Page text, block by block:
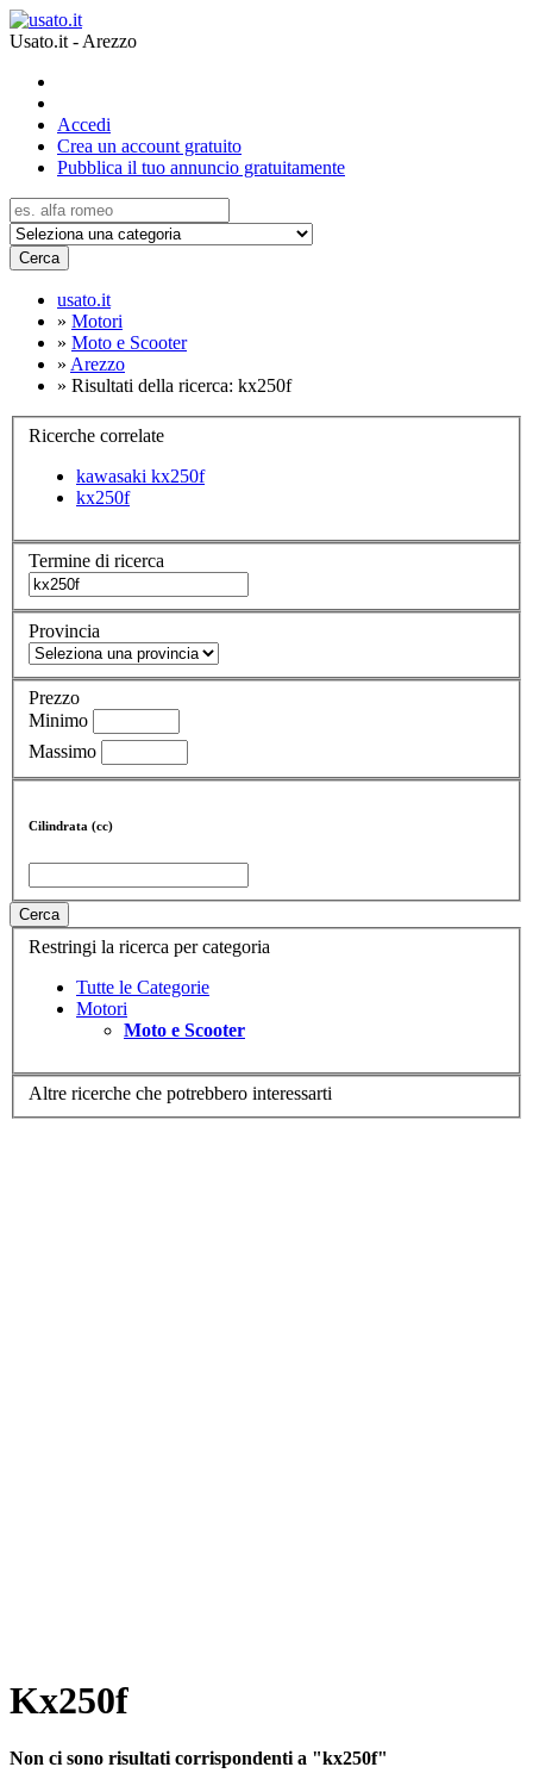
Usato.it - Arezzo
Accedi
Crea un account gratuito
Pubblica il tuo annuncio gratuitamente
Cerca
usato.it
» Motori
» Moto e Scooter
» Arezzo
» Risultati della ricerca: kx250f
Ricerche correlate
kawasaki kx250f
kx250f
Termine di ricerca
Provincia
Prezzo
Minimo
Massimo
Cilindrata (cc)
Cerca
Restringi la ricerca per categoria
Tutte le Categorie
Motori
Moto e Scooter
Altre ricerche che potrebbero interessarti
Kx250f
Non ci sono risultati corrispondenti a "kx250f"